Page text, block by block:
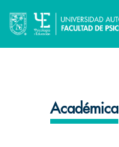
Académica